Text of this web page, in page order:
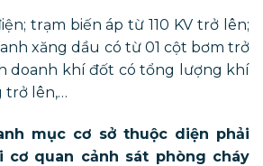
trạm biến áp từ 110 KV trở lên;
xăng dầu có từ 01 cột bơm trở
doanh khí đốt có tổng lượng khí
trở lên,…
mục cơ sở thuộc diện phải
cơ quan cảnh sát phòng cháy